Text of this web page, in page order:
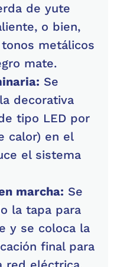
de yute
o bien,
metálicos
mate.
Se
decorativa
tipo LED por
calor) en el
el sistema
marcha: Se
la tapa para
y se coloca la
final para